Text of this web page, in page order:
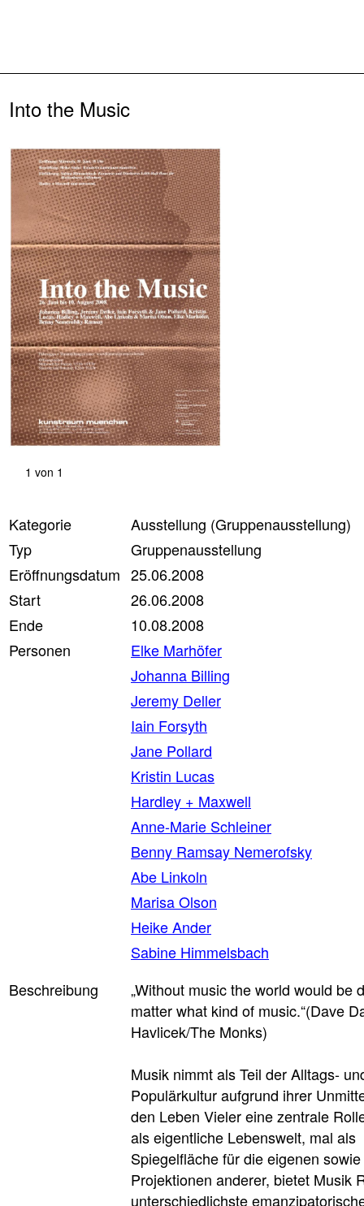
Into the Music
1 von 1
Kategorie
Ausstellung (Gruppenausstellung)
Typ
Gruppenausstellung
Eröffnungsdatum 25.06.2008
Start
26.06.2008
Ende
10.08.2008
Personen
Elke Marhöfer
Johanna Billing
Jeremy Deller
Iain Forsyth
Jane Pollard
Kristin Lucas
Hardley + Maxwell
Anne-Marie Schleiner
Benny Ramsay Nemerofsky
Abe Linkoln
Marisa Olson
Heike Ander
Sabine Himmelsbach
Beschreibung
„Without music the world would be
matter what kind of music.“(Dave
Havlicek/The Monks)
Musik nimmt als Teil der Alltags-
Populärkultur aufgrund ihrer
den Leben Vieler eine zentrale
als eigentliche Lebenswelt, mal als
Spiegelfläche für die eigenen
Projektionen anderer, bietet Musik
unterschiedlichste